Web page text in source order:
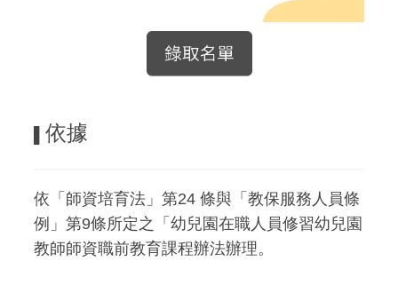
依據
依「師資培育法」第24 條與「教保服務人員條
例」第9條所定之「幼兒園在職人員修習幼兒園
教師師資職前教育課程辦法辦理。